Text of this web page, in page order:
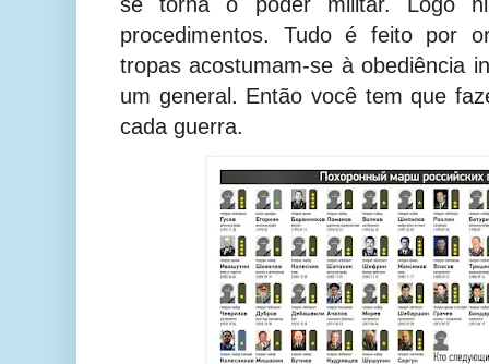
procedimentos. Tudo é feito por
tropas acostumam-se à obediência
um general. Então você tem que
cada guerra.